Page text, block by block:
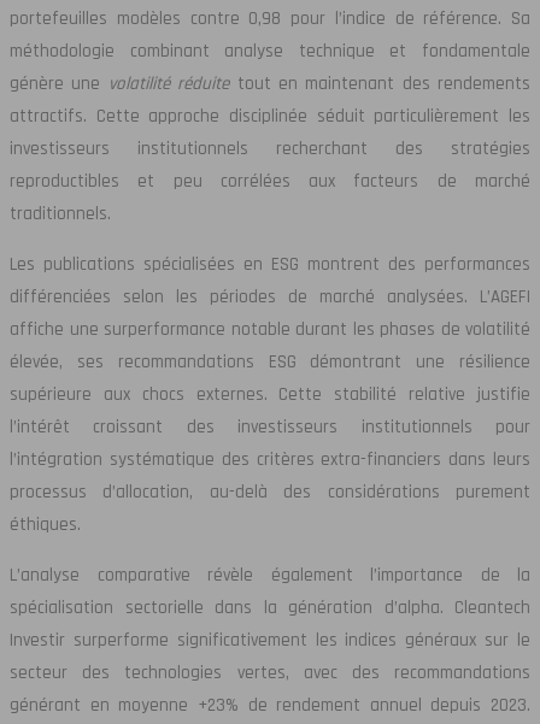
portefeuilles modèles contre 0,98 pour l’indice de référence. Sa
méthodologie combinant analyse technique et fondamentale
génère une volatilité réduitetout en maintenant des rendements
attractifs. Cette approche disciplinée séduit particulièrement les
investisseurs institutionnels recherchant des stratégies
reproductibles et peu corrélées aux facteurs de marché
traditionnels.
Les publications spécialisées en ESG montrent des performances
différenciées selon les périodes de marché analysées. L’AGEFI
affiche une surperformance notable durant les phases de volatilité
élevée, ses recommandations ESG démontrant une résilience
supérieure aux chocs externes. Cette stabilité relative justifie
l’intérêt croissant des investisseurs institutionnels pour
l’intégration systématique des critères extra-financiers dans leurs
processus d’allocation, au-delà des considérations purement
éthiques.
L’analyse comparative révèle également l’importance de la
spécialisation sectorielle dans la génération d’alpha. Cleantech
Investir surperforme significativement les indices généraux sur le
secteur des technologies vertes, avec des recommandations
générant en moyenne +23% de rendement annuel depuis 2023.